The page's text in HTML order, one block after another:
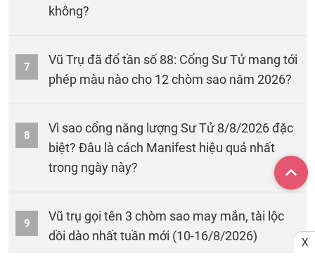
không?
7
Vũ Trụ đã đổ tần số 88: Cổng Sư Tử mang tới
phép màu nào cho 12 chòm sao năm 2026?
8
Vì sao cổng năng lượng Sư Tử 8/8/2026 đặc
biệt? Đâu là cách Manifest hiệu quả nhất
trong ngày này?
9
Vũ trụ gọi tên 3 chòm sao may mắn, tài lộc
dồi dào nhất tuần mới (10-16/8/2026)
X